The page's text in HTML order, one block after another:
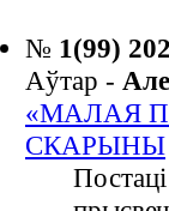
№ 1(99)
Аўтар -
«МАЛАЯ
СКАРЫНЫ